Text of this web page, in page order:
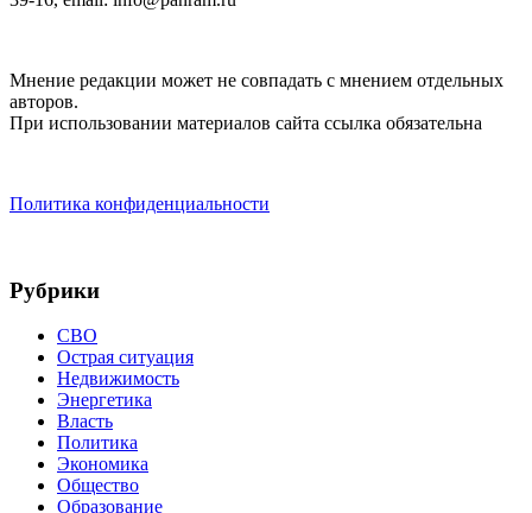
Мнение редакции может не совпадать с мнением отдельных
авторов.
При использовании материалов сайта ссылка обязательна
Политика конфиденциальности
Рубрики
СВО
Острая ситуация
Недвижимость
Энергетика
Власть
Политика
Экономика
Общество
Образование